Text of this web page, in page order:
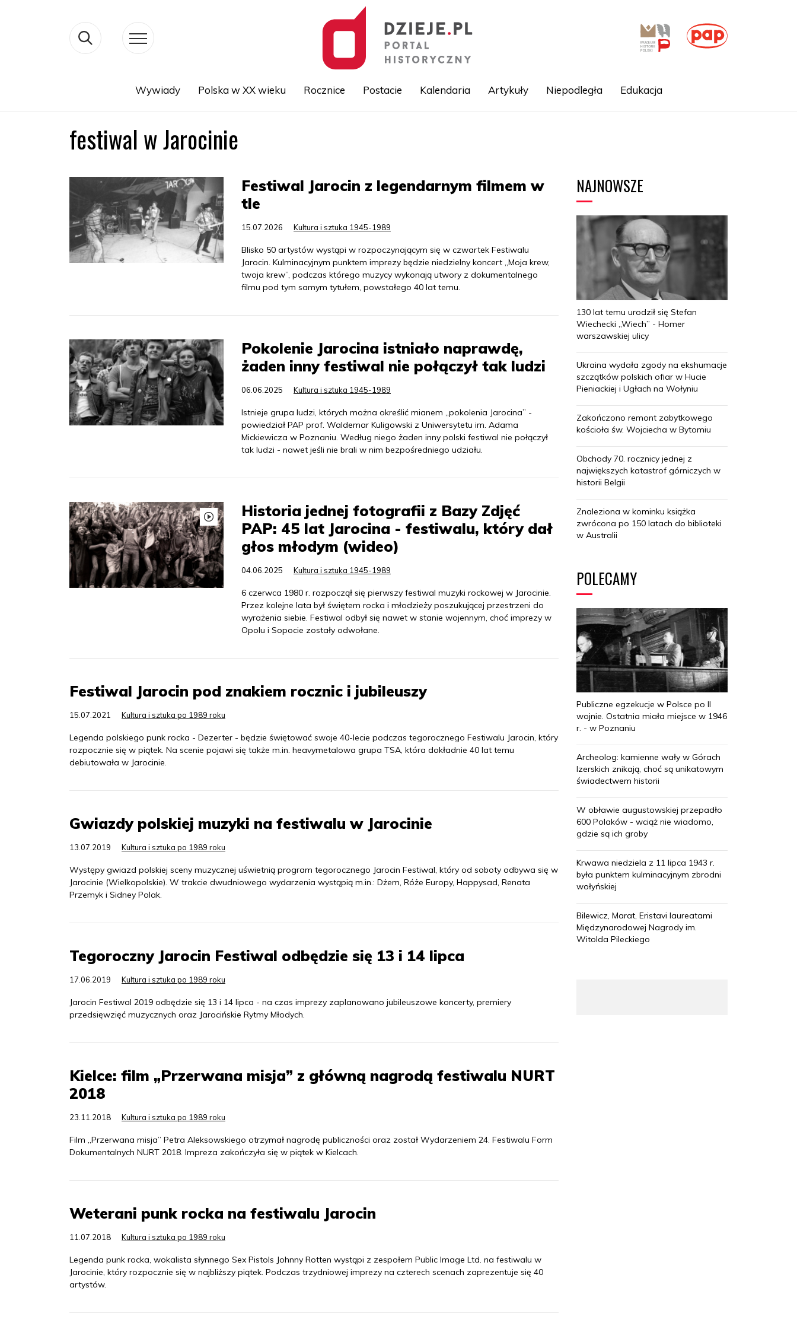
Wywiady Polska w XX wieku Rocznice Postacie Kalendaria Artykuły Niepodległa Edukacja
festiwal w Jarocinie
Festiwal Jarocin z legendarnym filmem w
tle
15.07.2026 Kultura i sztuka 1945-1989
Blisko 50 artystów wystąpi w rozpoczynającym się w czwartek Festiwalu
Jarocin. Kulminacyjnym punktem imprezy będzie niedzielny koncert „Moja krew,
twoja krew”, podczas którego muzycy wykonają utwory z dokumentalnego
filmu pod tym samym tytułem, powstałego 40 lat temu.
Pokolenie Jarocina istniało naprawdę,
żaden inny festiwal nie połączył tak ludzi
06.06.2025 Kultura i sztuka 1945-1989
Istnieje grupa ludzi, których można określić mianem „pokolenia Jarocina” -
powiedział PAP prof. Waldemar Kuligowski z Uniwersytetu im. Adama
Mickiewicza w Poznaniu. Według niego żaden inny polski festiwal nie połączył
tak ludzi - nawet jeśli nie brali w nim bezpośredniego udziału.
Historia jednej fotografii z Bazy Zdjęć
PAP: 45 lat Jarocina - festiwalu, który dał
głos młodym (wideo)
04.06.2025 Kultura i sztuka 1945-1989
6 czerwca 1980 r. rozpoczął się pierwszy festiwal muzyki rockowej w Jarocinie.
Przez kolejne lata był świętem rocka i młodzieży poszukującej przestrzeni do
wyrażenia siebie. Festiwal odbył się nawet w stanie wojennym, choć imprezy w
Opolu i Sopocie zostały odwołane.
Festiwal Jarocin pod znakiem rocznic i jubileuszy
15.07.2021 Kultura i sztuka po 1989 roku
Legenda polskiego punk rocka - Dezerter - będzie świętować swoje 40-lecie podczas tegorocznego Festiwalu Jarocin, który
rozpocznie się w piątek. Na scenie pojawi się także m.in. heavymetalowa grupa TSA, która dokładnie 40 lat temu
debiutowała w Jarocinie.
Gwiazdy polskiej muzyki na festiwalu w Jarocinie
13.07.2019 Kultura i sztuka po 1989 roku
Występy gwiazd polskiej sceny muzycznej uświetnią program tegorocznego Jarocin Festiwal, który od soboty odbywa się w
Jarocinie (Wielkopolskie). W trakcie dwudniowego wydarzenia wystąpią m.in.: Dżem, Róże Europy, Happysad, Renata
Przemyk i Sidney Polak.
Tegoroczny Jarocin Festiwal odbędzie się 13 i 14 lipca
17.06.2019 Kultura i sztuka po 1989 roku
Jarocin Festiwal 2019 odbędzie się 13 i 14 lipca - na czas imprezy zaplanowano jubileuszowe koncerty, premiery
przedsięwzięć muzycznych oraz Jarocińskie Rytmy Młodych.
Kielce: film „Przerwana misja” z główną nagrodą festiwalu NURT
2018
23.11.2018 Kultura i sztuka po 1989 roku
Film „Przerwana misja” Petra Aleksowskiego otrzymał nagrodę publiczności oraz został Wydarzeniem 24. Festiwalu Form
Dokumentalnych NURT 2018. Impreza zakończyła się w piątek w Kielcach.
Weterani punk rocka na festiwalu Jarocin
11.07.2018 Kultura i sztuka po 1989 roku
Legenda punk rocka, wokalista słynnego Sex Pistols Johnny Rotten wystąpi z zespołem Public Image Ltd. na festiwalu w
Jarocinie, który rozpocznie się w najbliższy piątek. Podczas trzydniowej imprezy na czterech scenach zaprezentuje się 40
artystów.
NAJNOWSZE
130 lat temu urodził się Stefan
Wiechecki „Wiech” - Homer
warszawskiej ulicy
Ukraina wydała zgody na ekshumacje
szczątków polskich ofiar w Hucie
Pieniackiej i Ugłach na Wołyniu
Zakończono remont zabytkowego
kościoła św. Wojciecha w Bytomiu
Obchody 70. rocznicy jednej z
największych katastrof górniczych w
historii Belgii
Znaleziona w kominku książka
zwrócona po 150 latach do biblioteki
w Australii
POLECAMY
Publiczne egzekucje w Polsce po II
wojnie. Ostatnia miała miejsce w 1946
r. - w Poznaniu
Archeolog: kamienne wały w Górach
Izerskich znikają, choć są unikatowym
świadectwem historii
W obławie augustowskiej przepadło
600 Polaków - wciąż nie wiadomo,
gdzie są ich groby
Krwawa niedziela z 11 lipca 1943 r.
była punktem kulminacyjnym zbrodni
wołyńskiej
Bilewicz, Marat, Eristavi laureatami
Międzynarodowej Nagrody im.
Witolda Pileckiego